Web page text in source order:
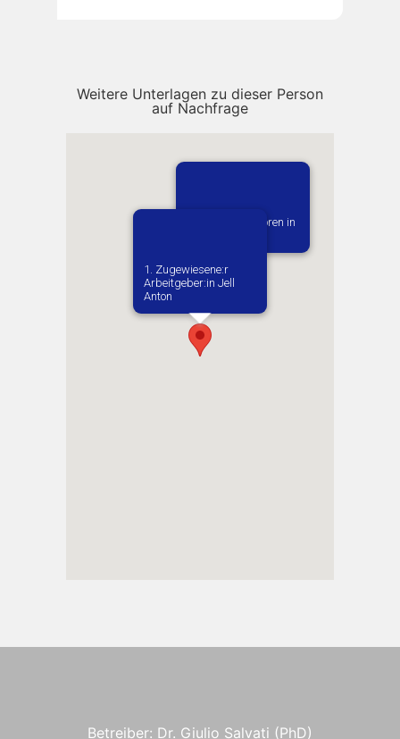
Weitere Unterlagen zu dieser Person
auf Nachfrage
Vermutlich geboren in
1. Zugewiesene:r
Arbeitgeber:in​ Jell
Anton
Betreiber: Dr. Giulio Salvati (PhD)